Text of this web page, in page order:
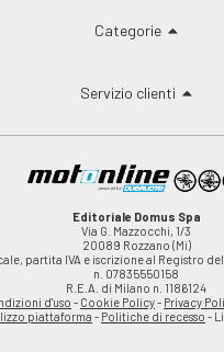
Categorie
Servizio clienti
Editoriale Domus Spa
Via G. Mazzocchi, 1/3
20089 Rozzano (Mi)
partita IVA e iscrizione al Registro
n. 07835550158
R.E.A. di Milano n. 1186124
d'uso - Cookie Policy- Privacy
piattaforma - Politiche di recesso -